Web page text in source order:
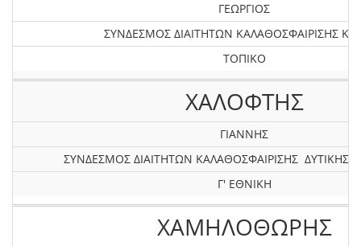
ΓΕΩΡΓΙΟΣ
ΣΥΝΔΕΣΜΟΣ ΔΙΑΙΤΗΤΩΝ ΚΑΛΑΘΟΣΦΑΙΡΙΣΗΣ
ΤΟΠΙΚΟ
ΧΑΛΟΦΤΗΣ
ΓΙΑΝΝΗΣ
ΣΥΝΔΕΣΜΟΣ ΔΙΑΙΤΗΤΩΝ ΚΑΛΑΘΟΣΦΑΙΡΙΣΗΣ ΔΥΤΙΚΗΣ
Γ' ΕΘΝΙΚΗ
ΧΑΜΗΛΟΘΩΡΗΣ